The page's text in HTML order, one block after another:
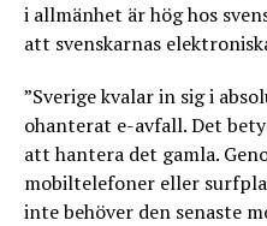
i allmänhet är hög hos
att svenskarnas
”Sverige kvalar in sig i
ohanterat e-avfall. Det
att hantera det gamla.
mobiltelefoner eller
inte behöver den senaste